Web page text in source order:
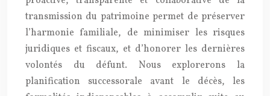
transmission du patrimoine permet de préserver
l’harmonie familiale, de minimiser les risques
juridiques et fiscaux, et d’honorer les dernières
volontés du défunt. Nous explorerons la
planification successorale avant le décès, les